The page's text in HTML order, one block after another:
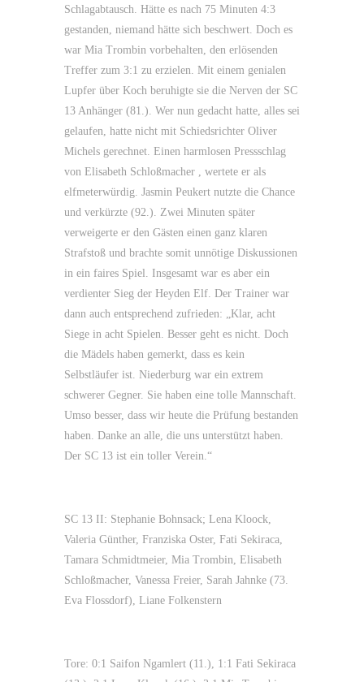
Schlagabtausch. Hätte es nach 75 Minuten 4:3
gestanden, niemand hätte sich beschwert. Doch es
war Mia Trombin vorbehalten, den erlösenden
Treffer zum 3:1 zu erzielen. Mit einem genialen
Lupfer über Koch beruhigte sie die Nerven der SC
13 Anhänger (81.). Wer nun gedacht hatte, alles sei
gelaufen, hatte nicht mit Schiedsrichter Oliver
Michels gerechnet. Einen harmlosen Pressschlag
von Elisabeth Schloßmacher , wertete er als
elfmeterwürdig. Jasmin Peukert nutzte die Chance
und verkürzte (92.). Zwei Minuten später
verweigerte er den Gästen einen ganz klaren
Strafstoß und brachte somit unnötige Diskussionen
in ein faires Spiel. Insgesamt war es aber ein
verdienter Sieg der Heyden Elf. Der Trainer war
dann auch entsprechend zufrieden: „Klar, acht
Siege in acht Spielen. Besser geht es nicht. Doch
die Mädels haben gemerkt, dass es kein
Selbstläufer ist. Niederburg war ein extrem
schwerer Gegner. Sie haben eine tolle Mannschaft.
Umso besser, dass wir heute die Prüfung bestanden
haben. Danke an alle, die uns unterstützt haben.
Der SC 13 ist ein toller Verein.“
SC 13 II: Stephanie Bohnsack; Lena Kloock,
Valeria Günther, Franziska Oster, Fati Sekiraca,
Tamara Schmidtmeier, Mia Trombin, Elisabeth
Schloßmacher, Vanessa Freier, Sarah Jahnke (73.
Eva Flossdorf), Liane Folkenstern
Tore: 0:1 Saifon Ngamlert (11.), 1:1 Fati Sekiraca